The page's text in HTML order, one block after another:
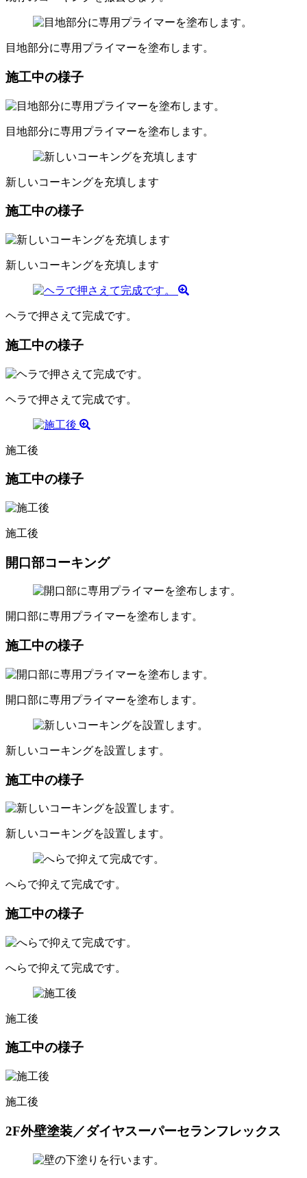
目地部分に専用プライマーを塗布します。
施工中の様子
目地部分に専用プライマーを塗布します。
新しいコーキングを充填します
施工中の様子
新しいコーキングを充填します
ヘラで押さえて完成です。
施工中の様子
ヘラで押さえて完成です。
施工後
施工中の様子
施工後
開口部コーキング
開口部に専用プライマーを塗布します。
施工中の様子
開口部に専用プライマーを塗布します。
新しいコーキングを設置します。
施工中の様子
新しいコーキングを設置します。
へらで抑えて完成です。
施工中の様子
へらで抑えて完成です。
施工後
施工中の様子
施工後
2F外壁塗装／ダイヤスーパーセランフレックス